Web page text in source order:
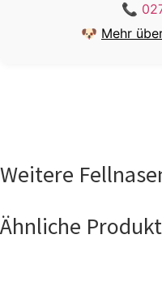
📞
🐶 Mehr
Weitere
Ähnliche